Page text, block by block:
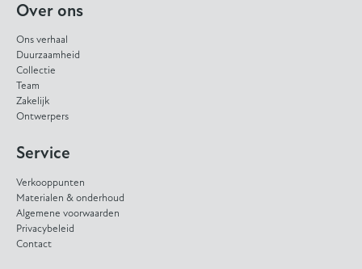
Over ons
Ons verhaal
Duurzaamheid
Collectie
Team
Zakelijk
Ontwerpers
Service
Verkooppunten
Materialen & onderhoud
Algemene voorwaarden
Privacybeleid
Contact